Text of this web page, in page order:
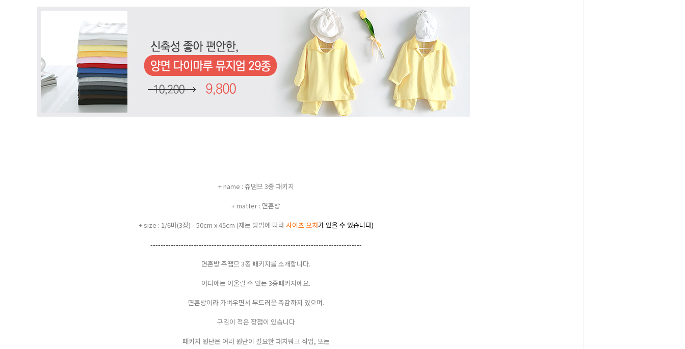
+ name : 쥬땜므 3종 패키지
+ matter : 면혼방
+ size : 1/6마(3장) - 50cm x 45cm (재는 방법에 따라 사이즈 오차가 있을 수 있습니다)
-----------------------------------------------------------------------------------
면혼방 쥬땜므 3종 패키지를 소개합니다.
어디에든 어울릴 수 있는 3종패키지에요.
면혼방이라 가벼우면서 부드러운 촉감까지 있으며.
구김이 적은 장점이 있습니다
패키지 원단은 여러 원단이 필요한 패치워크 작업, 또는